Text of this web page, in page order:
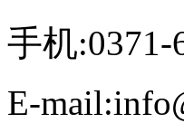
手机:0371-
E-